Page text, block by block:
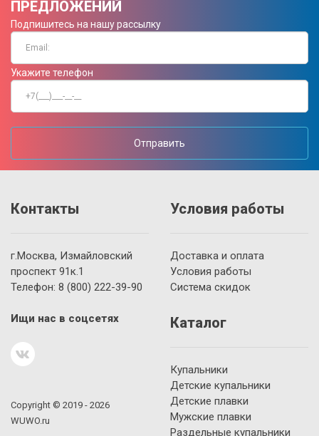
ПРЕДЛОЖЕНИЙ
Подпишитесь на нашу рассылку
Укажите телефон
Отправить
Контакты
г.Москва, Измайловский
проспект 91к.1
Телефон: 8 (800) 222-39-90
Ищи нас в соцсетях
Copyright © 2019 - 2026
WUWO.ru
Условия работы
Доставка и оплата
Условия работы
Система скидок
Каталог
Купальники
Детские купальники
Детские плавки
Мужские плавки
Раздельные купальники